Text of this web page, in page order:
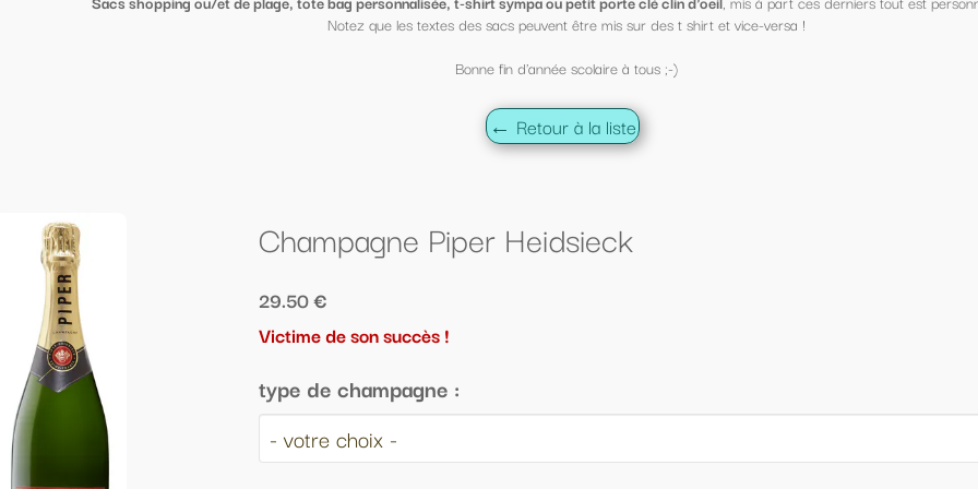
Notez que les textes des sacs peuvent être mis sur des t shirt et vice-versa !
Champagne Piper Heidsieck
29.50 €
Victime de son succès !
type de champagne :